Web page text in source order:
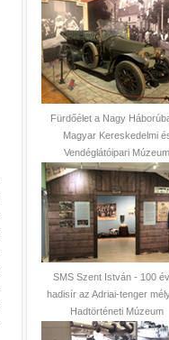
Fürdőélet a Nagy
Magyar Kereskedelmi
Vendéglátóipari Múzeum
SMS Szent István - 100
hadisír az Adriai-tenger
Hadtörténeti Múzeum